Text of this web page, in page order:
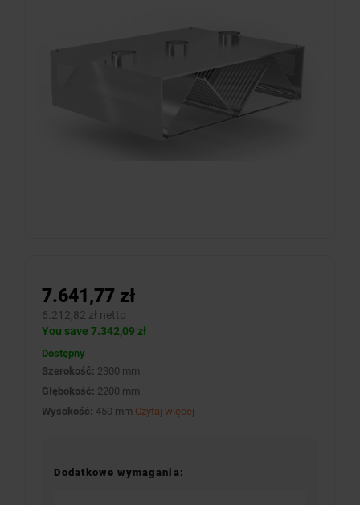
7.641,77 zł
6.212,82 zł netto
You save 7.342,09 zł
Dostępny
Szerokość: 2300 mm
Głębokość: 2200 mm
Wysokość: 450 mm Czytaj więcej
Dodatkowe wymagania: